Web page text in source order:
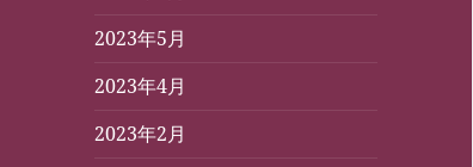
2023年5月
2023年4月
2023年2月